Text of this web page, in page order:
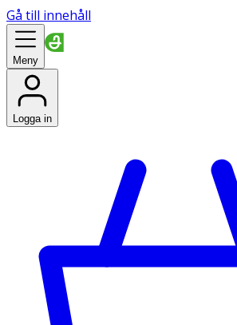
Gå till innehåll
Meny
Logga in